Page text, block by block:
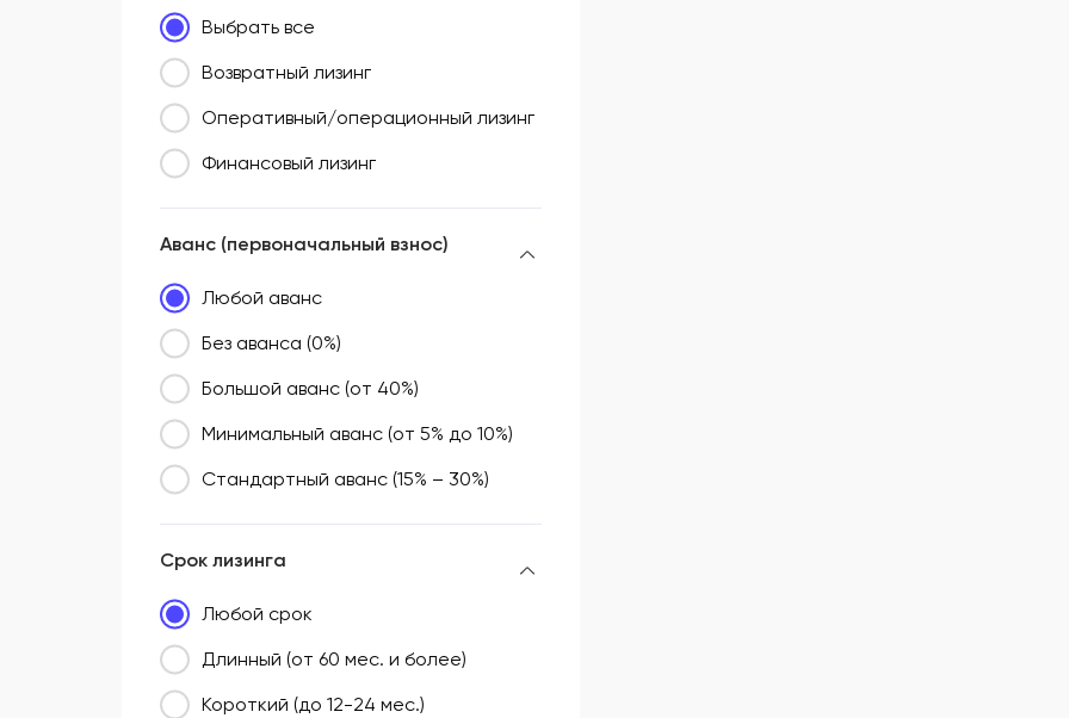
Выбрать все
Возвратный лизинг
Оперативный/операционный лизинг
Финансовый лизинг
Аванс (первоначальный взнос)
Любой аванс
Без аванса (0%)
Большой аванс (от 40%)
Минимальный аванс (от 5% до 10%)
Стандартный аванс (15% – 30%)
Срок лизинга
Любой срок
Длинный (от 60 мес. и более)
Короткий (до 12-24 мес.)